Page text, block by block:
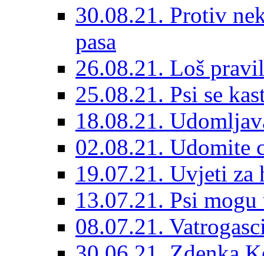
30.08.21. Protiv
pasa
26.08.21. Loš
25.08.21. Psi se
18.08.21.
02.08.21. Udomite
19.07.21. Uvjeti za
13.07.21. Psi
08.07.21.